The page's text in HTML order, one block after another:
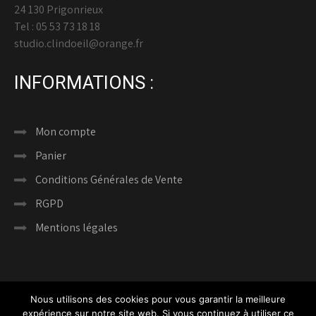
24 130 Prigonrieux
Tel : 05 53 73 18 18
studio.clindoeil@orange.fr
INFORMATIONS :
Mon compte
Panier
Conditions Générales de Vente
RGPD
Mentions légales
Nous utilisons des cookies pour vous garantir la meilleure
expérience sur notre site web. Si vous continuez à utiliser ce